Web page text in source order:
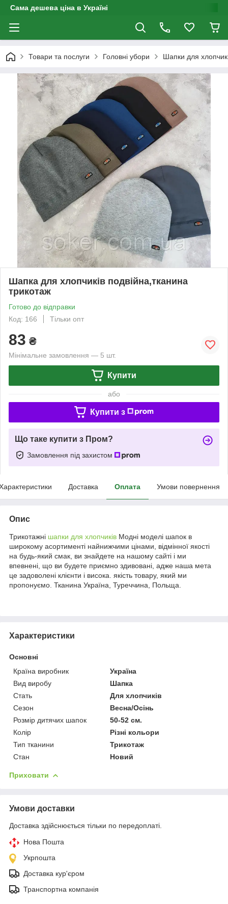
Сама дешева ціна в Україні
Товари та послуги Головні убори Шапки для
Шапка для хлопчиків подвійна,тканина
трикотаж
Готово до відправки
Код: 166
Тільки опт
83 ₴
Мінімальне замовлення — 5 шт.
Купити
або
Купити з
Що таке купити з Пром?
Замовлення під захистом
Доставка Оплата Умови повернення
Опис
Трикотажні шапки для хлопчиків Модні моделі шапок в
широкому асортименті найнижчими цінами, відмінної якості
на будь-який смак, ви знайдете на нашому сайті і ми
впевнені, що ви будете приємно здивовані, адже наша мета
це задоволені клієнти і висока. якість товару, який ми
пропонуємо. Тканина Україна, Туреччина, Польща.
Характеристики
Основні
Країна виробник
Україна
Вид виробу
Шапка
Стать
Для хлопчиків
Сезон
Весна/Осінь
Розмір дитячих шапок
50-52 см.
Колір
Різні кольори
Тип тканини
Трикотаж
Стан
Новий
Приховати
Умови доставки
Доставка здійснюється тільки по передоплаті.
Нова Пошта
Укрпошта
Доставка кур'єром
Транспортна компанія